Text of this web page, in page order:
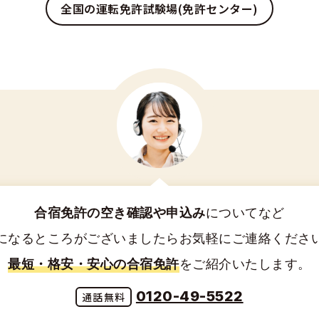
全国の運転免許試験場(免許センター)
合宿免許の空き確認や申込みについてなど
なるところがございましたらお気軽にご連絡くださ
最短・格安・安心の合宿免許をご紹介いたします。
0120-49-5522